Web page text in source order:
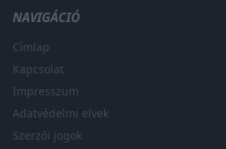
NAVIGÁCIÓ
Címlap
Kapcsolat
Impresszum
Adatvédelmi elvek
Szerzői jogok